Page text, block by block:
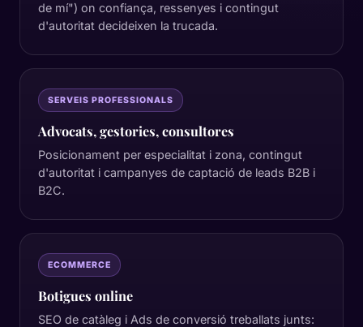
de mí") on confiança, ressenyes i contingut
d'autoritat decideixen la trucada.
SERVEIS PROFESSIONALS
Advocats, gestories, consultores
Posicionament per especialitat i zona, contingut
d'autoritat i campanyes de captació de leads B2B i
B2C.
ECOMMERCE
Botigues online
SEO de catàleg i Ads de conversió treballats junts: